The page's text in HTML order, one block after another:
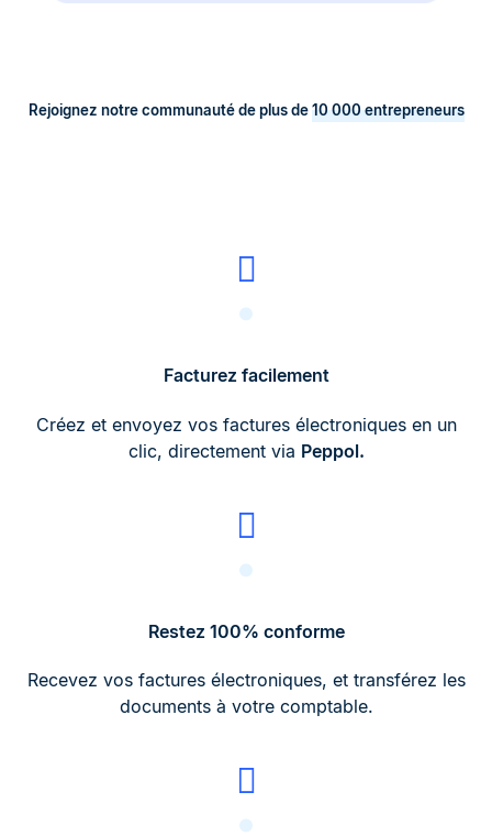
Rejoignez notre communauté de plus de10 000 entrepreneurs
Facturez facilement
Créez et envoyez vos factures électroniques en un
clic, directement via Peppol.
Restez 100% conforme
Recevez vos factures électroniques, et transférez les
documents à votre comptable.